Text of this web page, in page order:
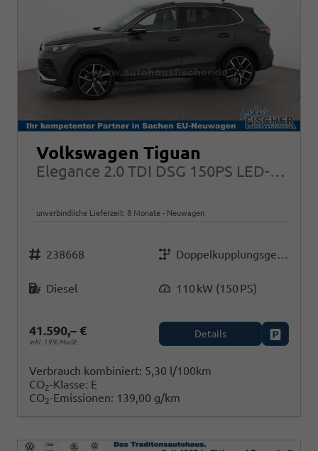
Volkswagen Tiguan
Elegance 2.0 TDI DSG 150PS LED-Plus 18" Elektr. Heckklappe Alarm ACC
unverbindliche Lieferzeit: 8 Monate Neuwagen
Fahrzeugnr.
238668
Getriebe
Doppelkupplungsgetriebe (DSG)
Diesel 110 kW (150 PS)
41.590,– €
inkl. 19% MwSt.
Details
Verbrauch kombiniert: 5,30 l/100km
CO2-Klasse: E
CO2-Emissionen: 139,00 g/km